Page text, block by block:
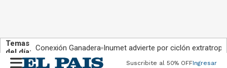
Temas
del día: Conexión Ganadera Inumet advierte por ciclón
Suscribite al 50% OFFIngresar